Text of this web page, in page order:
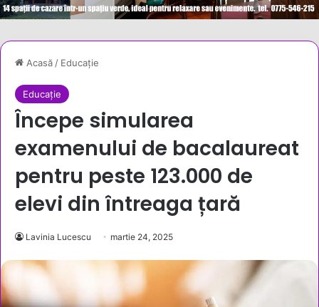
Acasă/ Educație
Educație
Începe simularea
examenului de bacalaureat
pentru peste 123.000 de
elevi din întreaga țară
Lavinia Lucescu martie 24, 2025